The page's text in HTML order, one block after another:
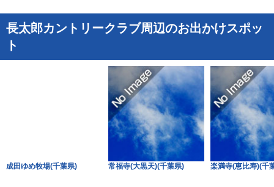
大分県 宮崎県
鹿児島県
長太郎カントリークラブ周辺のお出かけスポッ
ト
成田ゆめ牧場(千葉県) 常福寺(大黒天)(千葉県) 楽満寺(恵比寿)(千